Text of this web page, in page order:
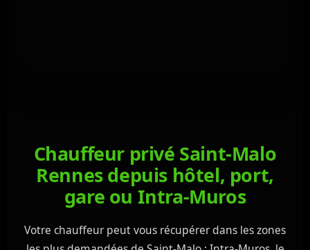
Chauffeur privé Saint-Malo
Rennes depuis hôtel, port,
gare ou Intra-Muros
Votre chauffeur peut vous récupérer dans les zones